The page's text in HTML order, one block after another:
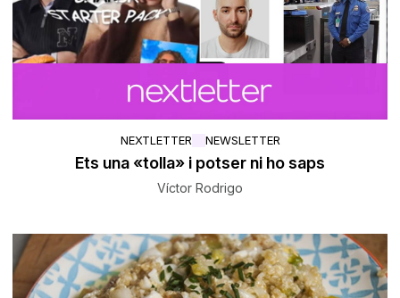
NEXTLETTER NEWSLETTER
Ets una «tolla» i potser ni ho saps
Víctor Rodrigo